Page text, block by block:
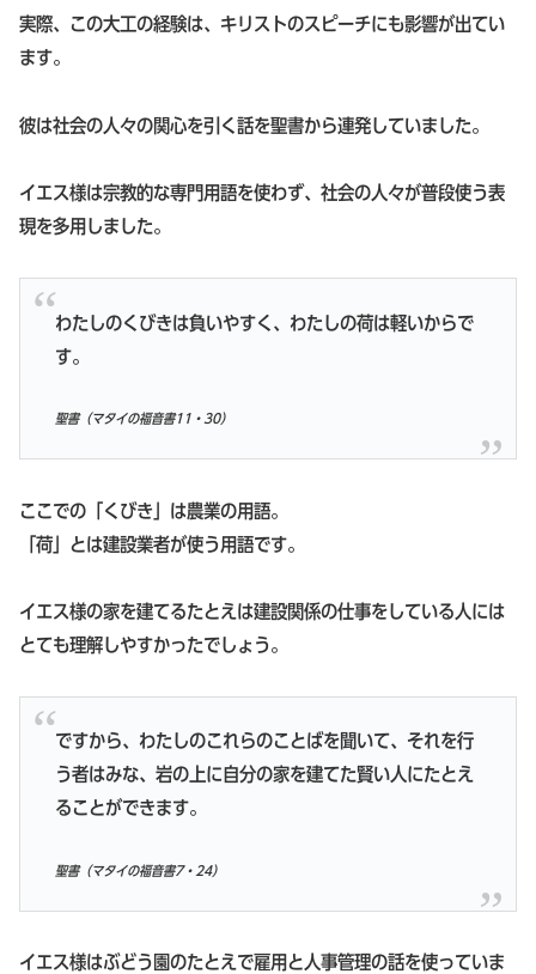
実際、この大工の経験は、キリストのスピーチにも影響が出てい
ます。
彼は社会の人々の関心を引く話を聖書から連発していました。
イエス様は宗教的な専門用語を使わず、社会の人々が普段使う表
現を多用しました。
わたしのくびきは負いやすく、わたしの荷は軽いからで
す。
聖書（マタイの福音書11・30）
ここでの「くびき」は農業の用語。
「荷」とは建設業者が使う用語です。
イエス様の家を建てるたとえは建設関係の仕事をしている人には
とても理解しやすかったでしょう。
ですから、わたしのこれらのことばを聞いて、それを行
う者はみな、岩の上に自分の家を建てた賢い人にたとえ
ることができます。
聖書（マタイの福音書7・24）
イエス様はぶどう園のたとえで雇用と人事管理の話を使っていま